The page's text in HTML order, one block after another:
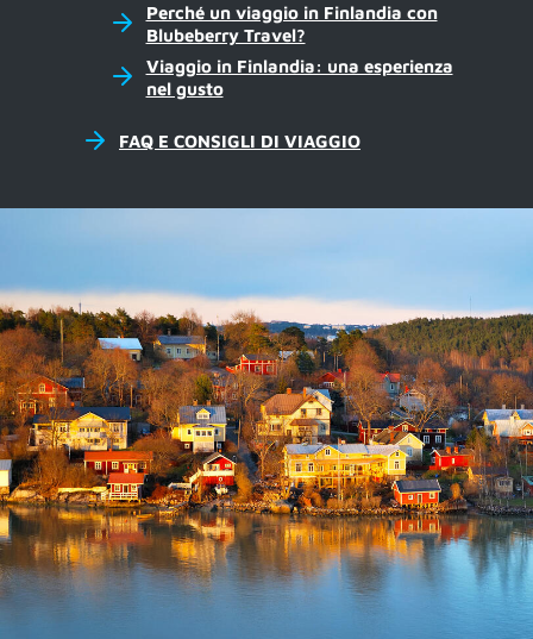
Perché un viaggio in Finlandia con
Blubeberry Travel?
Viaggio in Finlandia: una esperienza
nel gusto
FAQ E CONSIGLI DI VIAGGIO